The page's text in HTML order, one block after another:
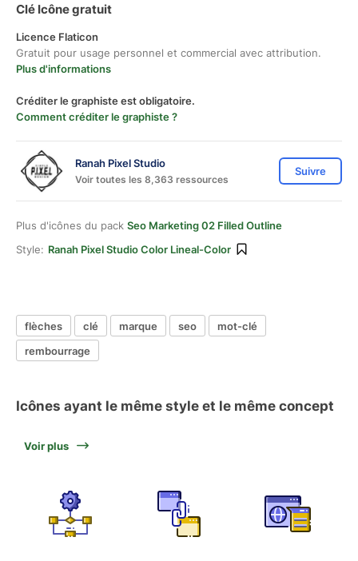
Clé Icône gratuit
Licence Flaticon
Gratuit pour usage personnel et commercial avec attribution.
Plus d'informations
Créditer le graphiste est obligatoire.
Comment créditer le graphiste ?
Ranah Pixel Studio
Voir toutes les 8,363 ressources
Suivre
Plus d'icônes du pack Seo Marketing 02 Filled Outline
Style: Ranah Pixel Studio Color Lineal-Color
flèches clé marque seo
mot-clé
rembourrage
Icônes ayant le même style et le même concept
Voir plus